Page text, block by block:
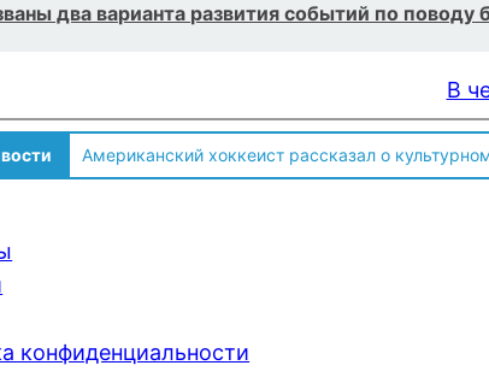
два варианта развития событий по
В
Американский хоккеист рассказал о
Солдат ВСУ говорит о том, чтобы продавали
конфиденциальности